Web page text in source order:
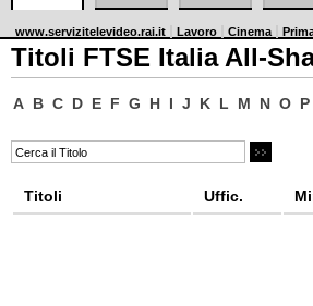
www.servizitelevideo.rai.it Lavoro Cinema
Titoli FTSE Italia All-
A B C D E F G H I J K L M N O P
Titoli Uffic.